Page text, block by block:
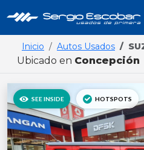
Inicio Autos Usados
Ubicado en Concepción